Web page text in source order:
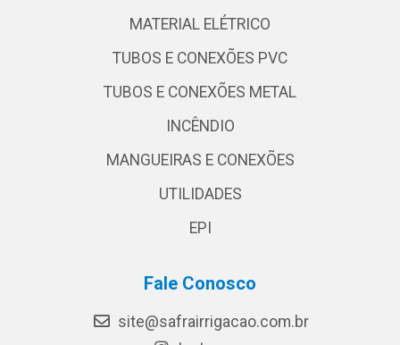
MATERIAL ELÉTRICO
TUBOS E CONEXÕES PVC
TUBOS E CONEXÕES METAL
INCÊNDIO
MANGUEIRAS E CONEXÕES
UTILIDADES
EPI
Fale Conosco
site@safrairrigacao.com.br